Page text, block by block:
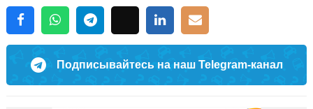
Подписывайтесь на наш Telegram-канал